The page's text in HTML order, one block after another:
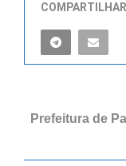
COMPARTILHAR
Prefeitura de